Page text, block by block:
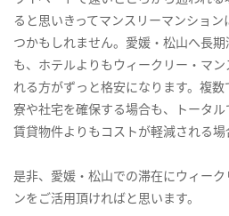
ると思いきってマンスリーマンショ
つかもしれません。愛媛・松山へ長
も、ホテルよりもウィークリー・マ
れる方がずっと格安になります。複数
寮や社宅を確保する場合も、トータ
賃貸物件よりもコストが軽減される場
是非、愛媛・松山での滞在にウィー
ンをご活用頂ければと思います。